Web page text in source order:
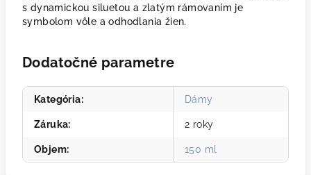
s dynamickou siluetou a zlatým rámovaním je
symbolom vôle a odhodlania žien.
Dodatočné parametre
Kategória: Dámy
Záruka: 2 roky
Objem: 150 ml